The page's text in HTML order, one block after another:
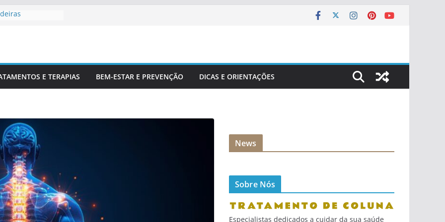
Corretamente DaE TERAPIAS BEM-ESTAR E PREVENÇÃO DICAS E ORIENTAÇÕES
News
Sobre Nós
Especialistas dedicados a cuidar da sua saúde